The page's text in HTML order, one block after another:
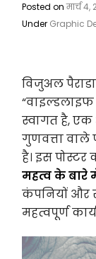
Posted onमार्च 4,
Under Graphic
विजुअल
स्वागत है,
गुणवत्ता वाले
है। इस पोस्टर
महत्व के बारे
कंपनियों और
महत्वपूर्ण